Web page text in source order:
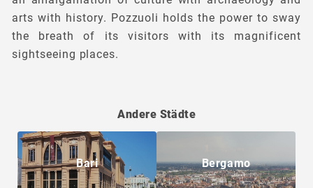
arts with history. Pozzuoli holds the power to sway
the breath of its visitors with its magnificent
sightseeing places.
Andere Städte
Bari Bergamo